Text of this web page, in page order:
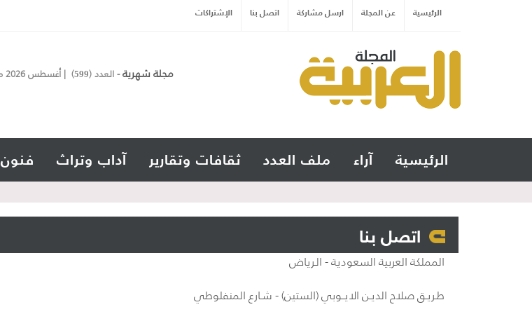
الرئيسية عن المجلة ارسل مشاركة اتصل بنا الإشتراكات
مجلة شهرية- العدد (599) | أغسطس 2026 م- صفر 1448 هـ
الرئيسية آراء ملف العدد ثقافات وتقارير آداب وتراث فنون
اتصل بنا
المملكة العربية السعودية - الـرياض
طـريـق صلاح الديـن الايــوبي (الستين) - شـارع المنفلوطي